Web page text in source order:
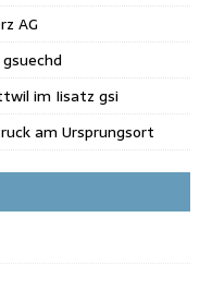
AG
im Iisatz gsi
am Ursprungsort